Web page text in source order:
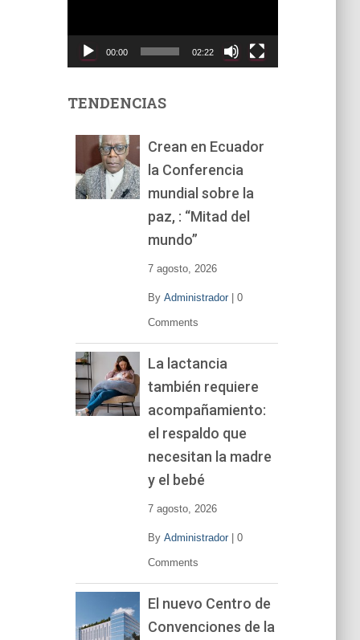
t
00:00 02:22
TENDENCIAS
Crean en Ecuador
la Conferencia
mundial sobre la
paz, : “Mitad del
mundo”
7 agosto, 2026
By Administrador| 0
Comments
La lactancia
también requiere
acompañamiento:
el respaldo que
necesitan la madre
y el bebé
7 agosto, 2026
By Administrador| 0
Comments
El nuevo Centro de
Convenciones de la